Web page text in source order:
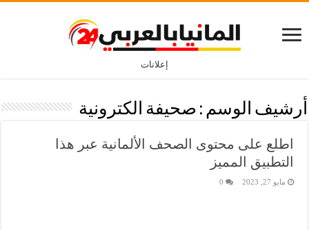
إعلانات
أرشيف الوسم : صحيفة الكترونية
اطلع على محتوى الصحف الألمانية عبر هذا
التطبيق المميز
مايو 27, 2023 0